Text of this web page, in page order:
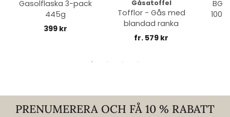
Gasolflaska 3-pack
445g
399 kr
Gåsatoffel
Tofflor - Gås med
blandad ranka
fr. 579 kr
PRENUMERERA OCH FÅ 10 % RABATT